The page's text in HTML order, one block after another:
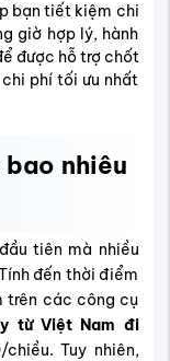
bạn tiết kiệm chi
giờ hợp lý, hành
được hỗ trợ chốt
phí tối ưu nhất
nhiêu
tiên mà nhiều
đến thời điểm
trên các công cụ
từ Việt Nam đi
Tuy nhiên,